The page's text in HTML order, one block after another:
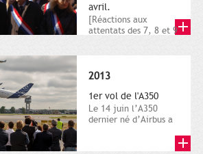
avril.
[Réactions aux
attentats des 7, 8 et 9
2013
1er vol de l'A350
Le 14 juin l’A350
dernier né d’Airbus a